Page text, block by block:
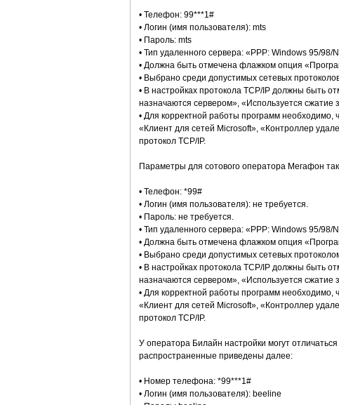
• Телефон: 99***1#
• Логин (имя пользователя): mts
• Пароль: mts
• Тип удаленного сервера: «PPP: Windows 95/98/
• Должна быть отмечена флажком опция
• Выбрано среди допустимых сетевых
• В настройках протокола ТСР/IР должны быть
назначаются сервером», «Используется сжатие
• Для корректной работы программ
«Клиент для сетей Microsoft», «Контроллер
протокол ТСР/IР.
Параметры для сотового оператора Мегафон
• Телефон: *99#
• Логин (имя пользователя): не требуется.
• Пароль: не требуется.
• Тип удаленного сервера: «PPP: Windows 95/98/
• Должна быть отмечена флажком опция
• Выбрано среди допустимых сетевых
• В настройках протокола ТСР/IР должны быть
назначаются сервером», «Используется сжатие
• Для корректной работы программ
«Клиент для сетей Microsoft», «Контроллер
протокол ТСР/IР.
У оператора Билайн настройки могут
распространенные приведены далее:
• Номер телефона: *99***1#
• Логин (имя пользователя): beeline